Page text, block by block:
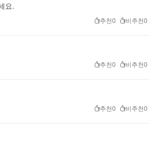
요.
추천0 비추천0
추천0 비추천0
추천0 비추천0